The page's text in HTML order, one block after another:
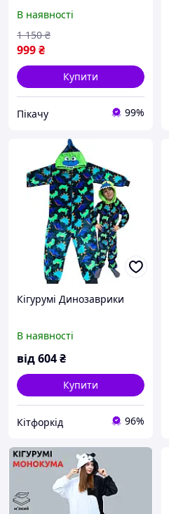
В наявності
999₴
1 150 ₴
Купити
Пікачу 99%
Кігурумі Динозаврики
В наявності
від604₴
Купити
Кітфоркід 96%